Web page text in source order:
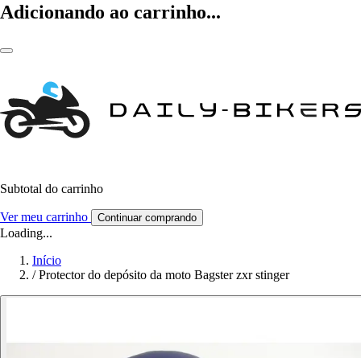
Adicionando ao carrinho...
Subtotal do carrinho
Ver meu carrinho Continuar comprando
Loading...
Início
/ Protector do depósito da moto Bagster zxr stinger